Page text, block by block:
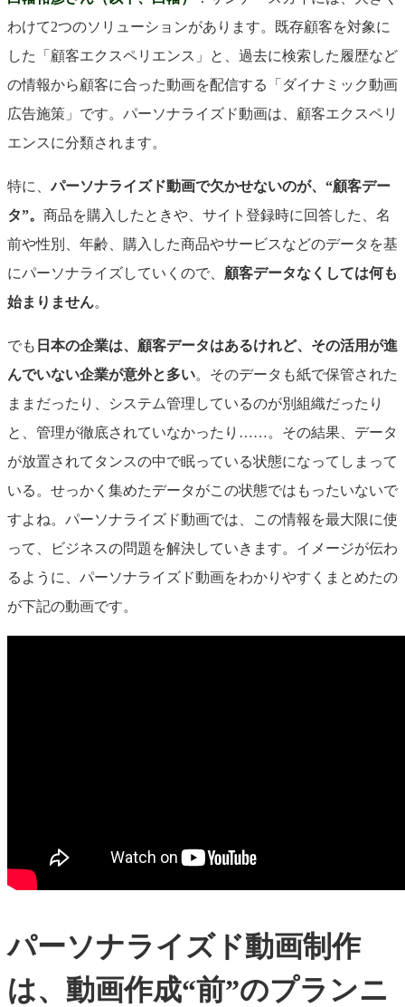
わけて2つのソリューションがあります。既存顧客を対象に
した「顧客エクスペリエンス」と、過去に検索した履歴など
の情報から顧客に合った動画を配信する「ダイナミック動画
広告施策」です。パーソナライズド動画は、顧客エクスペリ
エンスに分類されます。
特に、パーソナライズド動画で欠かせないのが、“顧客デー
タ”。 商品を購入したときや、サイト登録時に回答した、名
前や性別、年齢、購入した商品やサービスなどのデータを基
にパーソナライズしていくので、 顧客データなくしては何も
始まりません。
でも 日本の企業は、顧客データはあるけれど、その活用が進
んでいない企業が意外と多い。そのデータも紙で保管された
ままだったり、システム管理しているのが別組織だったり
と、管理が徹底されていなかったり……。その結果、データ
が放置されてタンスの中で眠っている状態になってしまって
いる。せっかく集めたデータがこの状態ではもったいないで
すよね。パーソナライズド動画では、この情報を最大限に使
って、ビジネスの問題を解決していきます。イメージが伝わ
るように、パーソナライズド動画をわかりやすくまとめたの
が下記の動画です。
パーソナライズド動画制作
は、動画作成“前”のプランニ